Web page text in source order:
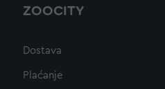
ZOOCITY
Dostava
Plaćanje